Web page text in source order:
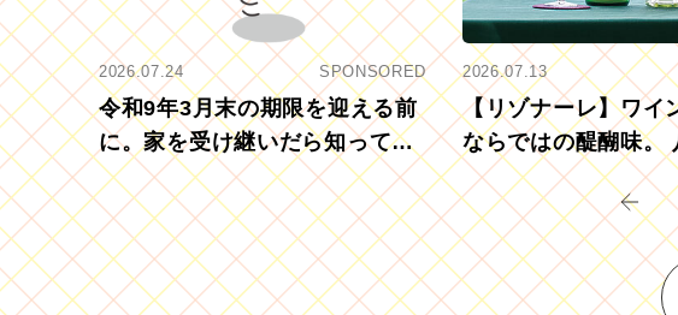
2026.07.24 SPONSORED
令和9年3月末の期限を迎える前
に。家を受け継いだら知ってお
きたい「相続登記の義務化」
2026.07.13
【リゾナーレ】ワイ
ならではの醍醐味。
むブドウ畑でアペロ